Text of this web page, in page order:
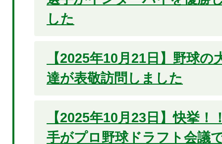
した
【2025年10月21日】野球
達が表敬訪問しました
【2025年10月23日】快挙！
手がプロ野球ドラフト会議